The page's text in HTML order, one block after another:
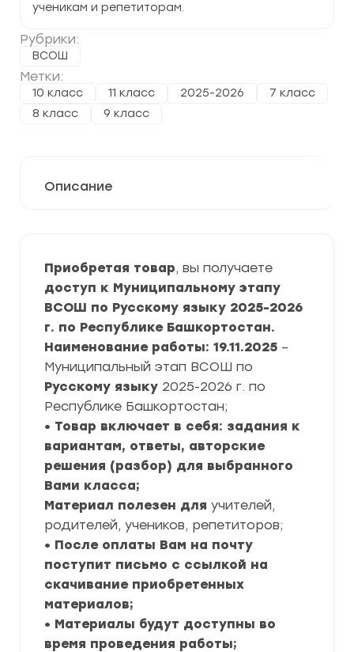
ученикам и репетиторам.
Рубрики:
ВСОШ
Метки:
10 класс 11 класс 2025-2026
7 класс
8 класс
9 класс
Описание
Приобретая товар, вы получаете
доступ к Муниципальному этапу
ВСОШ по Русскому языку 2025-2026
г. по Республике Башкортостан.
Наименование работы: 19.11.2025 –
Муниципальный этап ВСОШ по
Русскому языку 2025-2026 г. по
Республике Башкортостан;
• Товар включает в себя: задания к
вариантам, ответы, авторские
решения (разбор) для выбранного
Вами класса;
Материал полезен для учителей,
родителей, учеников, репетиторов;
• После оплаты Вам на почту
поступит письмо с ссылкой на
скачивание приобретенных
материалов;
• Материалы будут доступны во
время проведения работы;